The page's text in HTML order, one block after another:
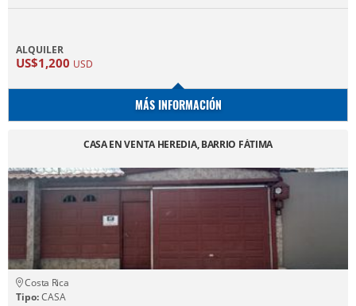
ALQUILER
US$1,200 USD
MÁS INFORMACIÓN
CASA EN VENTA HEREDIA, BARRIO FÁTIMA
Costa Rica
Tipo:CASA